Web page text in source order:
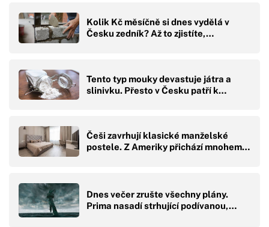
Kolik Kč měsíčně si dnes vydělá v
Česku zedník? Až to zjistíte,…
Tento typ mouky devastuje játra a
slinivku. Přesto v Česku patří k…
Češi zavrhují klasické manželské
postele. Z Ameriky přichází mnohem…
Dnes večer zrušte všechny plány.
Prima nasadí strhující podívanou,…